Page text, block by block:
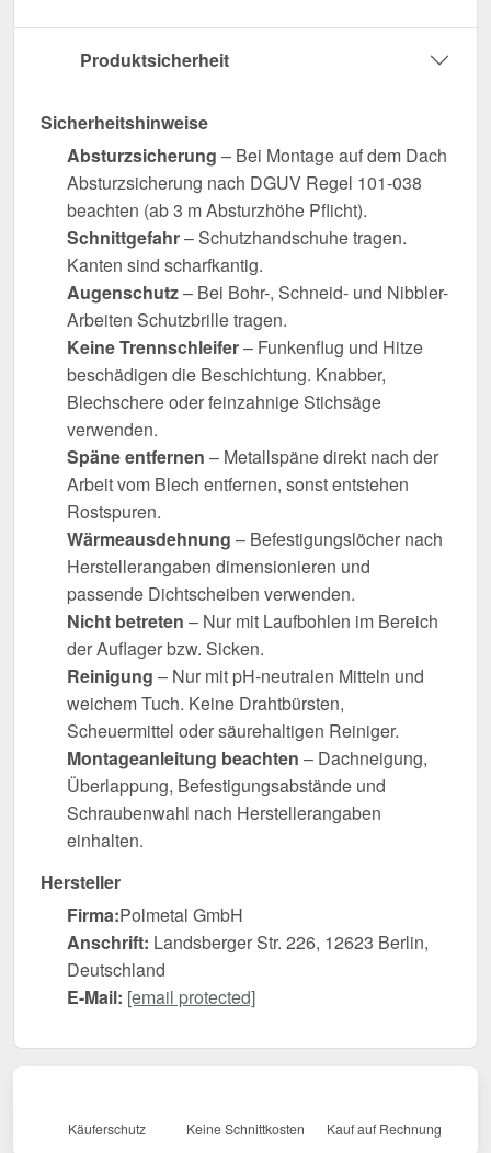
Produktsicherheit
Sicherheitshinweise
Absturzsicherung – Bei Montage auf dem Dach
Absturzsicherung nach DGUV Regel 101-038
beachten (ab 3 m Absturzhöhe Pflicht).
Schnittgefahr– Schutzhandschuhe tragen.
Kanten sind scharfkantig.
Augenschutz– Bei Bohr-, Schneid- und Nibbler-
Arbeiten Schutzbrille tragen.
Keine Trennschleifer– Funkenflug und Hitze
beschädigen die Beschichtung. Knabber,
Blechschere oder feinzahnige Stichsäge
verwenden.
Späne entfernen – Metallspäne direkt nach der
Arbeit vom Blech entfernen, sonst entstehen
Rostspuren.
Wärmeausdehnung – Befestigungslöcher nach
Herstellerangaben dimensionieren und
passende Dichtscheiben verwenden.
Nicht betreten – Nur mit Laufbohlen im Bereich
der Auflager bzw. Sicken.
Reinigung – Nur mit pH-neutralen Mitteln und
weichem Tuch. Keine Drahtbürsten,
Scheuermittel oder säurehaltigen Reiniger.
Montageanleitung beachten – Dachneigung,
Überlappung, Befestigungsabstände und
Schraubenwahl nach Herstellerangaben
einhalten.
Hersteller
Firma:Polmetal GmbH
Anschrift: Landsberger Str. 226, 12623 Berlin,
Deutschland
E-Mail: [email protected]
Käuferschutz Keine Schnittkosten Kauf auf Rechnung